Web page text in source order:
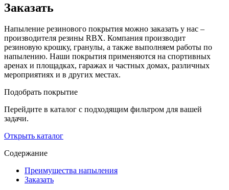
Заказать
Напыление резинового покрытия можно заказать у нас –
производителя резины RBX. Компания производит
резиновую крошку, гранулы, а также выполняем работы по
напылению. Наши покрытия применяются на спортивных
аренах и площадках, гаражах и частных домах, различных
мероприятиях и в других местах.
Подобрать покрытие
Перейдите в каталог с подходящим фильтром для вашей
задачи.
Открыть каталог
Содержание
Преимущества напыления
Заказать